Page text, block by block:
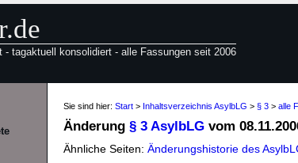
- tagaktuell konsolidiert - alle Fassungen seit 2006
Sie sind hier: Start > Inhaltsverzeichnis AsylbLG > § 3 > alle
Änderung § 3 AsylbLG vom
Ähnliche Seiten: Änderungshistorie des